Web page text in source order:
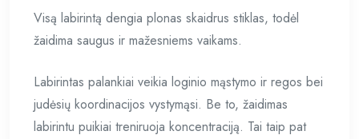
Visą labirintą dengia plonas skaidrus stiklas, todėl
žaidima saugus ir mažesniems vaikams.
Labirintas palankiai veikia loginio mąstymo ir regos bei
judėsių koordinacijos vystymąsi. Be to, žaidimas
labirintu puikiai treniruoja koncentraciją. Tai taip pat